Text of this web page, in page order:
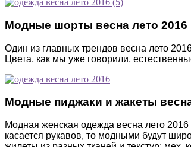
Модные шорты весна лето 2016
Один из главных трендов весна лето
Цвета, как мы уже говорили,
Модные пиджаки и жакеты
Модная женская одежда весна лето
касается рукавов, то модными будут